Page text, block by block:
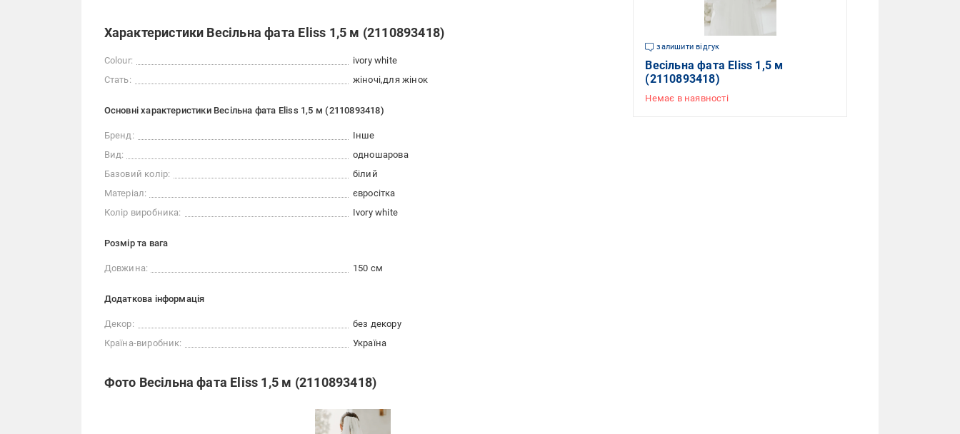
Характеристики Весільна фата Eliss 1,5 м (2110893418)
Colour:
ivory white
Стать:
жіночі для жінок
Основні характеристики Весільна фата Eliss 1,5 м (2110893418)
Бренд:
Інше
Вид:
одношарова
Базовий колір:
білий
Матеріал:
євросітка
Колір виробника:
Ivory white
Розмір та вага
Довжина: 150 см
Додаткова інформація
Декор:
без декору
Країна-виробник:
Україна
Фото Весільна фата Eliss 1,5 м (2110893418)
залишити відгук
Весільна фата Eliss 1,5 м
(2110893418)
Немає в наявності